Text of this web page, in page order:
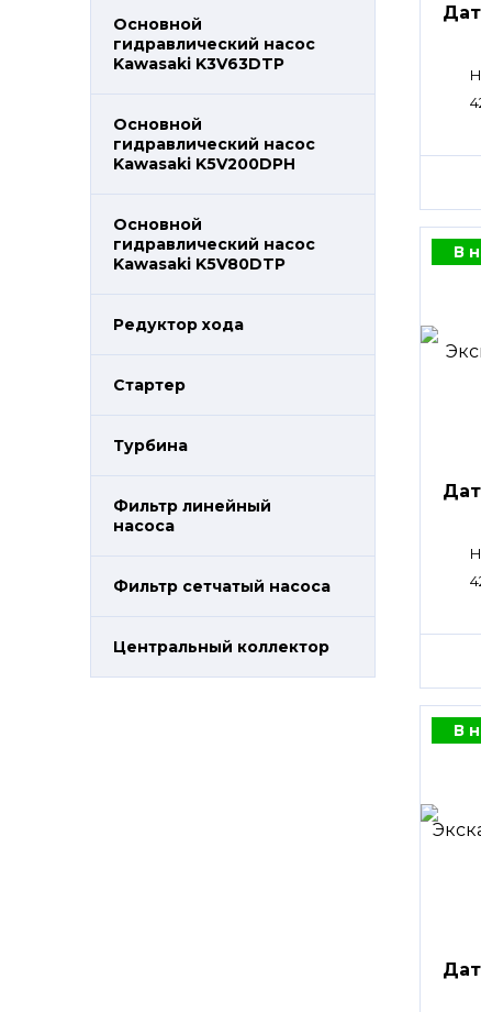
Основной
гидравлический насос
Kawasaki K3V63DTP
Основной
гидравлический насос
Kawasaki K5V200DPH
Основной
гидравлический насос
Kawasaki K5V80DTP
Редуктор хода
Стартер
Турбина
Фильтр линейный
насоса
Фильтр сетчатый насоса
Центральный коллектор
В
В